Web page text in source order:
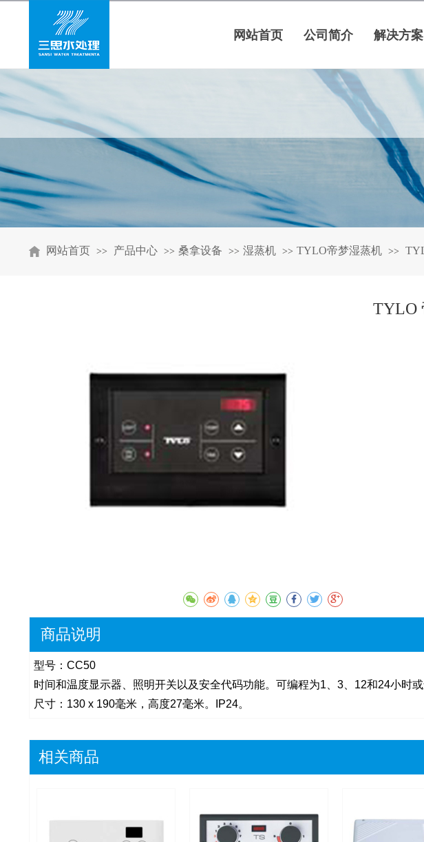
网站首页 公司简介 解决方案
网站首页 >> 产品中心 >> 桑拿设备 >> 湿蒸机 >> TYLO帝梦湿蒸机 >>
TYLO
商品说明
型号：CC50
时间和温度显示器、照明开关以及安全代码功能。可编程为1、3、12和24小时或
尺寸：130 x 190毫米，高度27毫米。IP24。
相关商品